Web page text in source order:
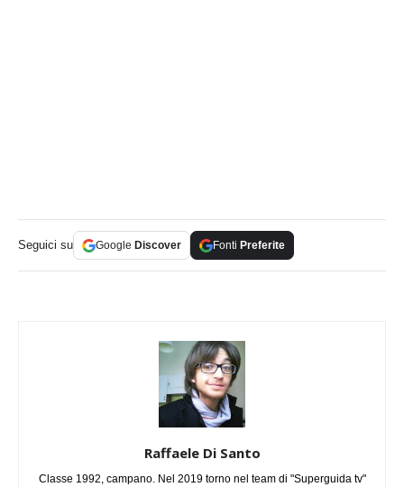
Seguici su Google Discover Fonti Preferite
Raffaele Di Santo
Classe 1992, campano. Nel 2019 torno nel team di "Superguida tv"